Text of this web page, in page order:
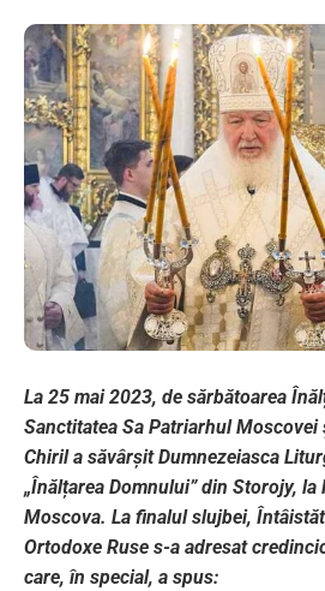
La 25 mai 2023, de sărbătoarea
Sanctitatea Sa Patriarhul
Chiril a săvârșit Dumnezeiasca
„Înălțarea Domnului” din Storojy,
Moscova. La finalul slujbei,
Ortodoxe Ruse s-a adresat
care, în special, a spus: